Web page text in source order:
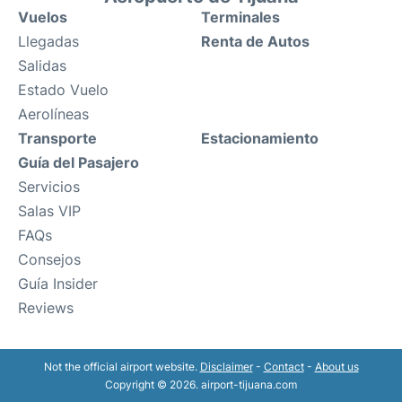
Vuelos
Llegadas
Salidas
Estado Vuelo
Aerolíneas
Terminales
Renta de Autos
Transporte
Guía del Pasajero
Servicios
Salas VIP
FAQs
Consejos
Guía Insider
Reviews
Estacionamiento
Not the official airport website. Disclaimer- Contact- About us
Copyright © 2026. airport-tijuana.com